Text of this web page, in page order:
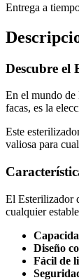
Entrega a
Descubre el
En el mundo de
facas, es la
Este
valiosa para
El Esterilizador
cualquier
Diseño
Fácil de